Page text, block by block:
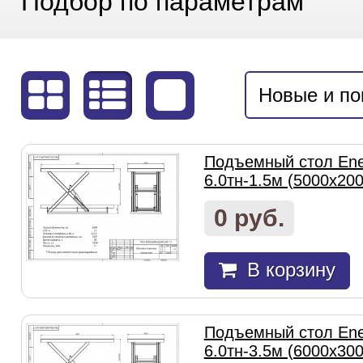
Новые и
Подъемный стол
6.0тн-1.5м
0 руб.
В корзину
Подъемный стол
6.0тн-3.5м